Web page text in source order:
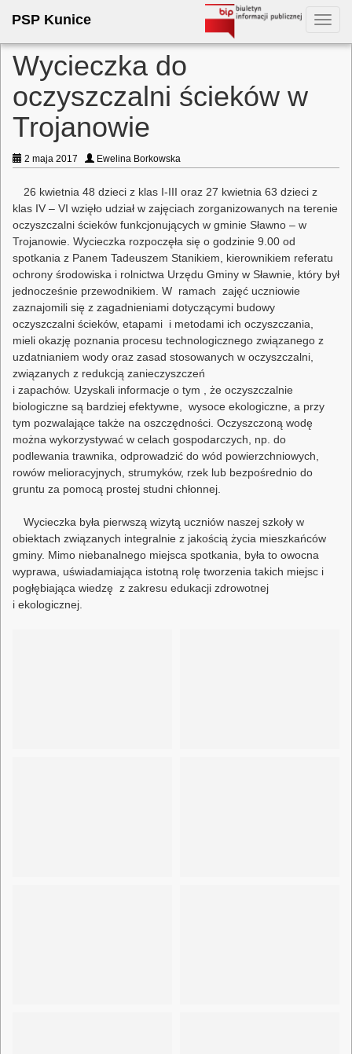
PSP Kunice
Wycieczka do
oczyszczalni ścieków w
Trojanowie
2 maja 2017 Ewelina Borkowska
26 kwietnia 48 dzieci z klas I-III oraz 27 kwietnia 63 dzieci z
klas IV – VI wzięło udział w zajęciach zorganizowanych na terenie
oczyszczalni ścieków funkcjonujących w gminie Sławno – w
Trojanowie. Wycieczka rozpoczęła się o godzinie 9.00 od
spotkania z Panem Tadeuszem Stanikiem, kierownikiem referatu
ochrony środowiska i rolnictwa Urzędu Gminy w Sławnie, który był
jednocześnie przewodnikiem. W ramach zajęć uczniowie
zaznajomili się z zagadnieniami dotyczącymi budowy
oczyszczalni ścieków, etapami i metodami ich oczyszczania,
mieli okazję poznania procesu technologicznego związanego z
uzdatnianiem wody oraz zasad stosowanych w oczyszczalni,
związanych z redukcją zanieczyszczeń
i zapachów. Uzyskali informacje o tym , że oczyszczalnie
biologiczne są bardziej efektywne, wysoce ekologiczne, a przy
tym pozwalające także na oszczędności. Oczyszczoną wodę
można wykorzystywać w celach gospodarczych, np. do
podlewania trawnika, odprowadzić do wód powierzchniowych,
rowów melioracyjnych, strumyków, rzek lub bezpośrednio do
gruntu za pomocą prostej studni chłonnej.
Wycieczka była pierwszą wizytą uczniów naszej szkoły w
obiektach związanych integralnie z jakością życia mieszkańców
gminy. Mimo niebanalnego miejsca spotkania, była to owocna
wyprawa, uświadamiająca istotną rolę tworzenia takich miejsc i
pogłębiająca wiedzę z zakresu edukacji zdrowotnej
i ekologicznej.